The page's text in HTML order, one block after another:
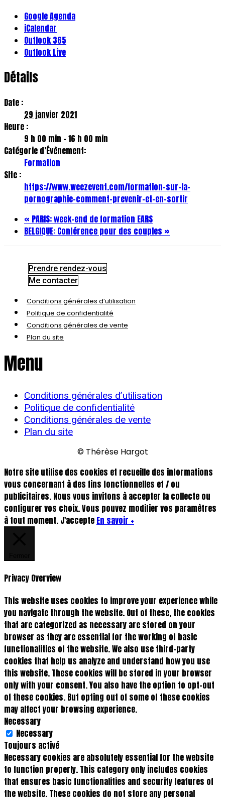
Google Agenda
iCalendar
Outlook 365
Outlook Live
Détails
Date :
29 janvier 2021
Heure :
9 h 00 min - 16 h 00 min
Catégorie d’Évènement:
Formation
Site :
https://www.weezevent.com/formation-sur-la-
pornographie-comment-prevenir-et-en-sortir
« PARIS: week-end de formation EARS
BELGIQUE: Conférence pour des couples »
Prendre rendez-vous
Me contacter
Conditions générales d’utilisation
Politique de confidentialité
Conditions générales de vente
Plan du site
Menu
Conditions générales d’utilisation
Politique de confidentialité
Conditions générales de vente
Plan du site
© Thérèse Hargot
Notre site utilise des cookies et recueille des informations
vous concernant à des fins fonctionnelles et / ou
publicitaires. Nous vous invitons à accepter la collecte ou
configurer vos choix. Vous pouvez modifier vos paramètres
à tout moment. J'accepte En savoir +
Privacy Overview
This website uses cookies to improve your experience while
you navigate through the website. Out of these, the cookies
that are categorized as necessary are stored on your
browser as they are essential for the working of basic
functionalities of the website. We also use third-party
cookies that help us analyze and understand how you use
this website. These cookies will be stored in your browser
only with your consent. You also have the option to opt-out
of these cookies. But opting out of some of these cookies
may affect your browsing experience.
Necessary
Necessary
Toujours activé
Necessary cookies are absolutely essential for the website
to function properly. This category only includes cookies
that ensures basic functionalities and security features of
the website. These cookies do not store any personal